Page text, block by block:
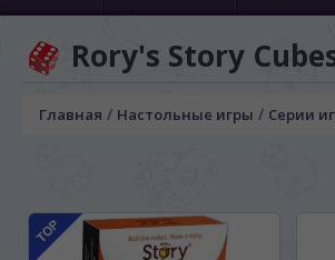
Rory's Story
Главная / Настольные игры / Серии